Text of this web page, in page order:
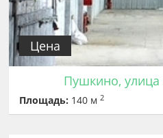
Цена
Пушкино, улица
Площадь: 140 м2